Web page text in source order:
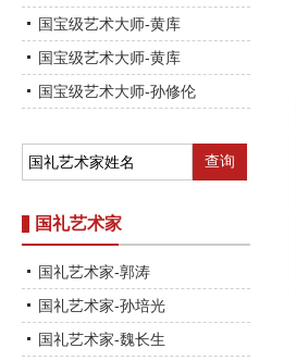
国宝级艺术大师-黄库
国宝级艺术大师-黄库
国宝级艺术大师-孙修伦
国礼艺术家
国礼艺术家-郭涛
国礼艺术家-孙培光
国礼艺术家-魏长生